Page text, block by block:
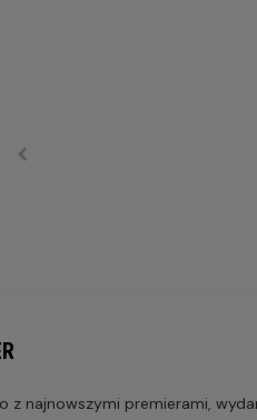
z najnowszymi premierami,